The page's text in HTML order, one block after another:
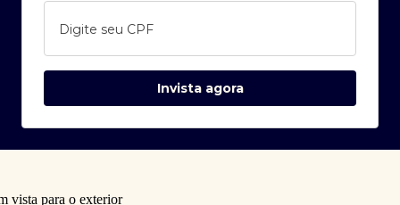
Digite seu CPF
Invista agora